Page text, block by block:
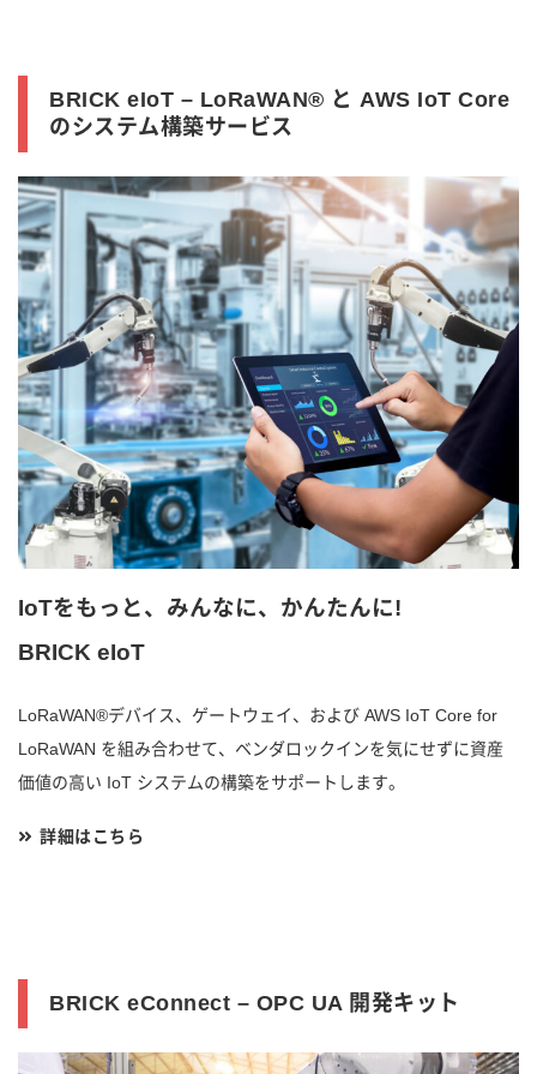
BRICK eIoT – LoRaWAN® と AWS IoT Core
のシステム構築サービス
IoTをもっと、みんなに、かんたんに!
BRICK eIoT
LoRaWAN®デバイス、ゲートウェイ、および AWS IoT Core for
LoRaWAN を組み合わせて、ベンダロックインを気にせずに資産
価値の高い IoT システムの構築をサポートします。
詳細はこちら
BRICK eConnect – OPC UA 開発キット